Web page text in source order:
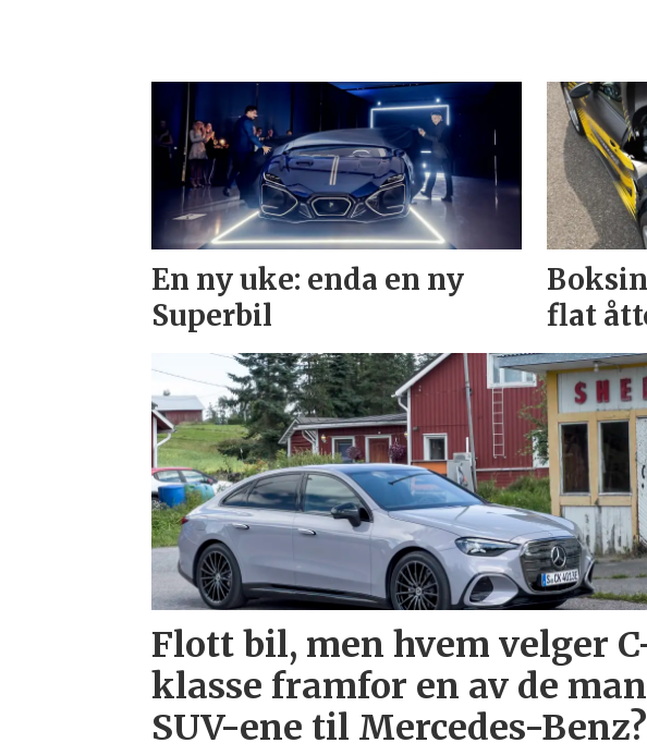
En ny uke: enda en ny
Superbil
flat
Flott bil, men hvem velger
klasse framfor en av de
SUV-ene til Mercedes-Benz?